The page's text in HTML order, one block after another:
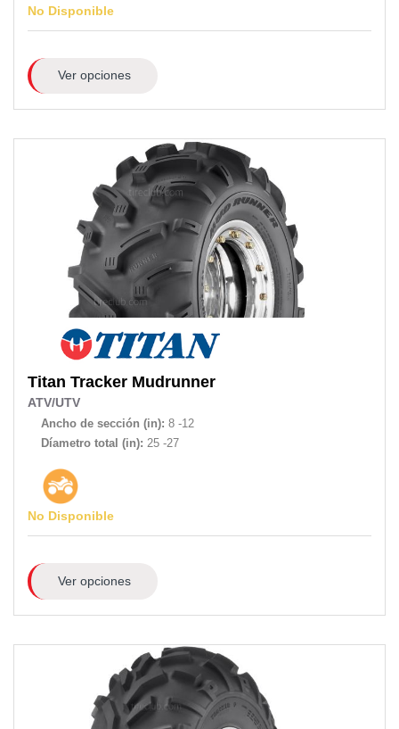
No Disponible
Ver opciones
Titan Tracker Mudrunner
ATV/UTV
Ancho de sección (in): 8 -12
Díametro total (in): 25 -27
No Disponible
Ver opciones